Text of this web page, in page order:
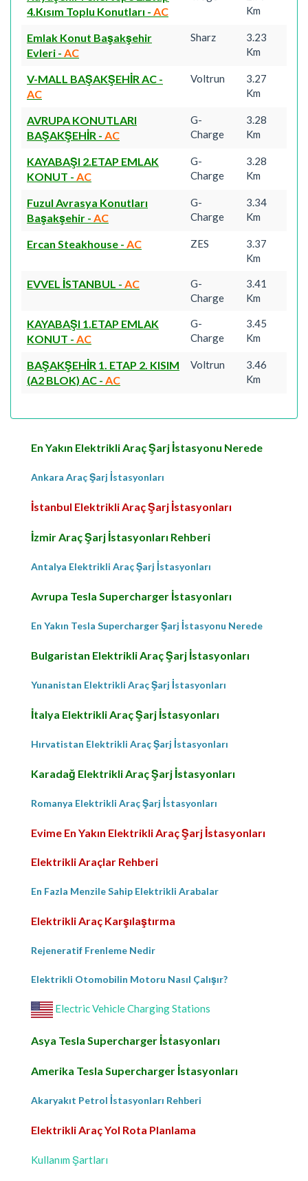
4.Kısım Toplu Konutları - AC
Km
Emlak Konut Başakşehir
Evleri - AC
Sharz
3.23
Km
V-MALL BAŞAKŞEHİR AC -
AC
Voltrun
3.27
Km
AVRUPA KONUTLARI
BAŞAKŞEHİR - AC
G-
Charge
3.28
Km
KAYABAŞI 2.ETAP EMLAK
KONUT - AC
G-
Charge
3.28
Km
Fuzul Avrasya Konutları
Başakşehir - AC
G-
Charge
3.34
Km
Ercan Steakhouse - AC ZES
3.37
Km
EVVEL İSTANBUL - AC
G-
Charge
3.41
Km
KAYABAŞI 1.ETAP EMLAK
KONUT - AC
G-
Charge
3.45
Km
BAŞAKŞEHİR 1. ETAP 2. KISIM
(A2 BLOK) AC - AC
Voltrun
3.46
Km
En Yakın Elektrikli Araç Şarj İstasyonu Nerede
Ankara Araç Şarj İstasyonları
İstanbul Elektrikli Araç Şarj İstasyonları
İzmir Araç Şarj İstasyonları Rehberi
Antalya Elektrikli Araç Şarj İstasyonları
Avrupa Tesla Supercharger İstasyonları
En Yakın Tesla Supercharger Şarj İstasyonu Nerede
Bulgaristan Elektrikli Araç Şarj İstasyonları
Yunanistan Elektrikli Araç Şarj İstasyonları
İtalya Elektrikli Araç Şarj İstasyonları
Hırvatistan Elektrikli Araç Şarj İstasyonları
Karadağ Elektrikli Araç Şarj İstasyonları
Romanya Elektrikli Araç Şarj İstasyonları
Evime En Yakın Elektrikli Araç Şarj İstasyonları
Elektrikli Araçlar Rehberi
En Fazla Menzile Sahip Elektrikli Arabalar
Elektrikli Araç Karşılaştırma
Rejeneratif Frenleme Nedir
Elektrikli Otomobilin Motoru Nasıl Çalışır?
Electric Vehicle Charging Stations
Asya Tesla Supercharger İstasyonları
Amerika Tesla Supercharger İstasyonları
Akaryakıt Petrol İstasyonları Rehberi
Elektrikli Araç Yol Rota Planlama
Kullanım Şartları